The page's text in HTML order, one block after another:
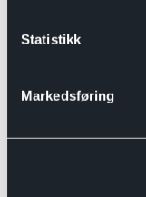
Statistikk
Markedsføring